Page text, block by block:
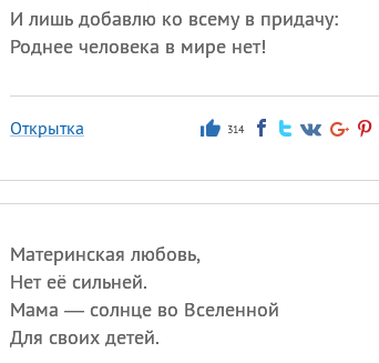
И лишь добавлю ко всему в придачу:
Роднее человека в мире нет!
Открытка 314
Материнская любовь,
Нет её сильней.
Мама — солнце во Вселенной
Для своих детей.